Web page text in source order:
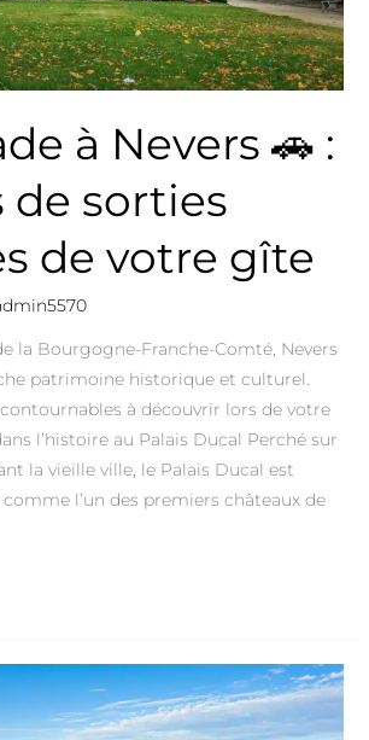
à Nevers 🚗 :
de sorties
de votre gîte
la Bourgogne-Franche-Comté, Nevers
patrimoine historique et culturel.
à découvrir lors de votre
l’histoire au Palais Ducal Perché sur
la vieille ville, le Palais Ducal est
l’un des premiers châteaux de